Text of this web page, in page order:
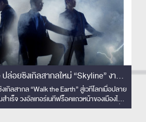
ล่อยซิงเกิลสากลใหม่ “Skyline” งาน
การเหนือขอบฟ้า พร้อมส่งมิวสิควิดีโอ
นเซปต์ล้ำ ไร้ขีดจำกัด !!
เกิลสากล “Walk the Earth” สู่เวทีโลกเมื่อปลาย
เร็จ วงอัลเทอร์เนทีฟร็อคแถวหน้าของเมืองไทย
Music ได้เวลาปล่อยซิงเกิลสากลลำดับที่ 2